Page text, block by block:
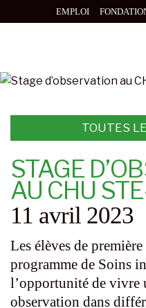
au
EMPLOI
TOUTES
STAGE
AU CHU
11 avril 2023
Les élèves de
programme de Soins
l’opportunité de vivre
observation dans